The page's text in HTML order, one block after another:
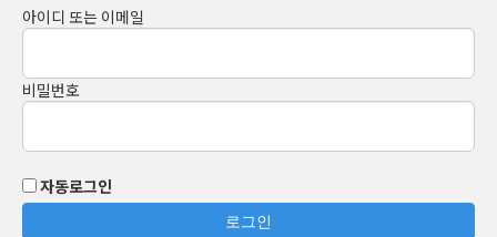
아이디 또는 이메일
비밀번호
자동로그인
로그인